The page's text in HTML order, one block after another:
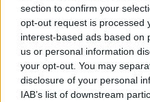
section to confirm your
opt-out request is processed
interest-based ads based on
us or personal information
your opt-out. You may
disclosure of your personal
IAB’s list of downstream
Sigue leyendo
NEWS